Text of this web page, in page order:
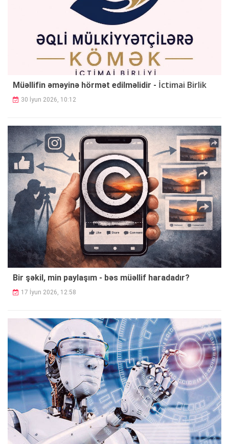
Müəllifin əməyinə hörmət edilməlidir - İctimai Birlik
30 İyun 2026, 10:12
Bir şəkil, min paylaşım - bəs müəllif haradadır?
17 İyun 2026, 12:58